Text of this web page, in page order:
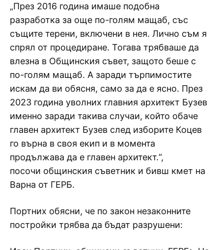
„През 2016 година имаше подобна
разработка за още по-голям мащаб, със
същите терени, включени в нея. Лично съм я
спрял от процедиране. Тогава трябваше да
влезна в Общинския съвет, защото беше с
по-голям мащаб. А заради търпимостите
искам да ви обясня, само за да е ясно. През
2023 година уволних главния архитект Бузев
именно заради такива случаи, който обаче
главен архитект Бузев след изборите Коцев
го върна в своя екип и в момента
продължава да е главен архитект.“,
посочи общинския съветник и бивш кмет на
Варна от ГЕРБ.
Портних обясни, че по закон незаконните
постройки трябва да бъдат разрушени: